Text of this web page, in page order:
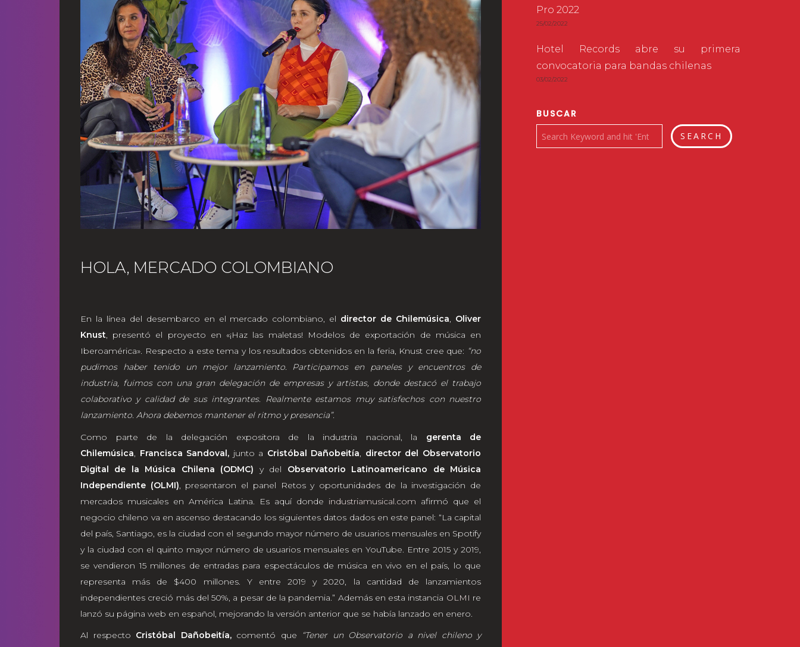
HOLA, MERCADO COLOMBIANO
En la línea del desembarco en el mercado colombiano, el director de Chilemúsica, Oliver
Knust, presentó el proyecto en «¡Haz las maletas! Modelos de exportación de música en
Iberoamérica». Respecto a este tema y los resultados obtenidos en la feria, Knust cree que: “no
pudimos haber tenido un mejor lanzamiento. Participamos en paneles y encuentros de
industria, fuimos con una gran delegación de empresas y artistas, donde destacó el trabajo
colaborativo y calidad de sus integrantes. Realmente estamos muy satisfechos con nuestro
lanzamiento. Ahora debemos mantener el ritmo y presencia”.
Como parte de la delegación expositora de la industria nacional, la gerenta de
Chilemúsica, Francisca Sandoval, junto a Cristóbal Dañobeitía, director del Observatorio
Digital de la Música Chilena (ODMC) y del Observatorio Latinoamericano de Música
Independiente (OLMI), presentaron el panel Retos y oportunidades de la investigación de
mercados musicales en América Latina. Es aquí donde industriamusical.com afirmó que el
negocio chileno va en ascenso destacando los siguientes datos dados en este panel: “La capital
del país, Santiago, es la ciudad con el segundo mayor número de usuarios mensuales en Spotify
y la ciudad con el quinto mayor número de usuarios mensuales en YouTube. Entre 2015 y 2019,
se vendieron 15 millones de entradas para espectáculos de música en vivo en el país, lo que
representa más de $400 millones. Y entre 2019 y 2020, la cantidad de lanzamientos
independientes creció más del 50%, a pesar de la pandemia.” Además en esta instancia OLMI re
lanzó su página web en español, mejorando la versión anterior que se había lanzado en enero.
Al respecto Cristóbal Dañobeitía,comentó que
“Tener un Observatorio a nivel chileno y
Pro 2022
25/02/2022
Hotel Records abre su primera
convocatoria para bandas chilenas
03/02/2022
BUSCAR